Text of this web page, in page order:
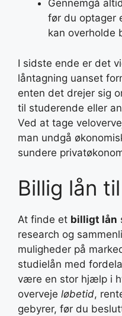
Gennemgå
før du optager
kan overholde
I sidste ende er det
låntagning uanset
enten det drejer sig
til studerende eller
Ved at tage
man undgå
sundere
Billig lån
At finde et billigt lån
research og
muligheder på
studielån med
være en stor hjælp i
overveje løbetid,
gebyrer, før du